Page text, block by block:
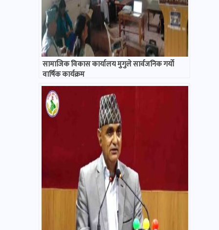
सामाजिक विकास कार्यालय मुगुले सार्वजनिक गर्यो
वार्षिक कार्यक्रम